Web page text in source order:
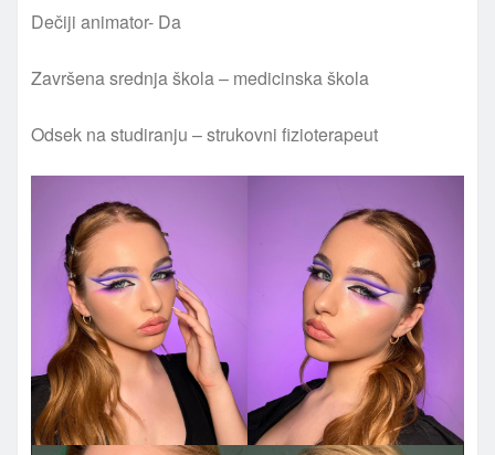
Dečiji animator- Da
Završena srednja škola – medicinska škola
Odsek na studiranju – strukovni fizioterapeut